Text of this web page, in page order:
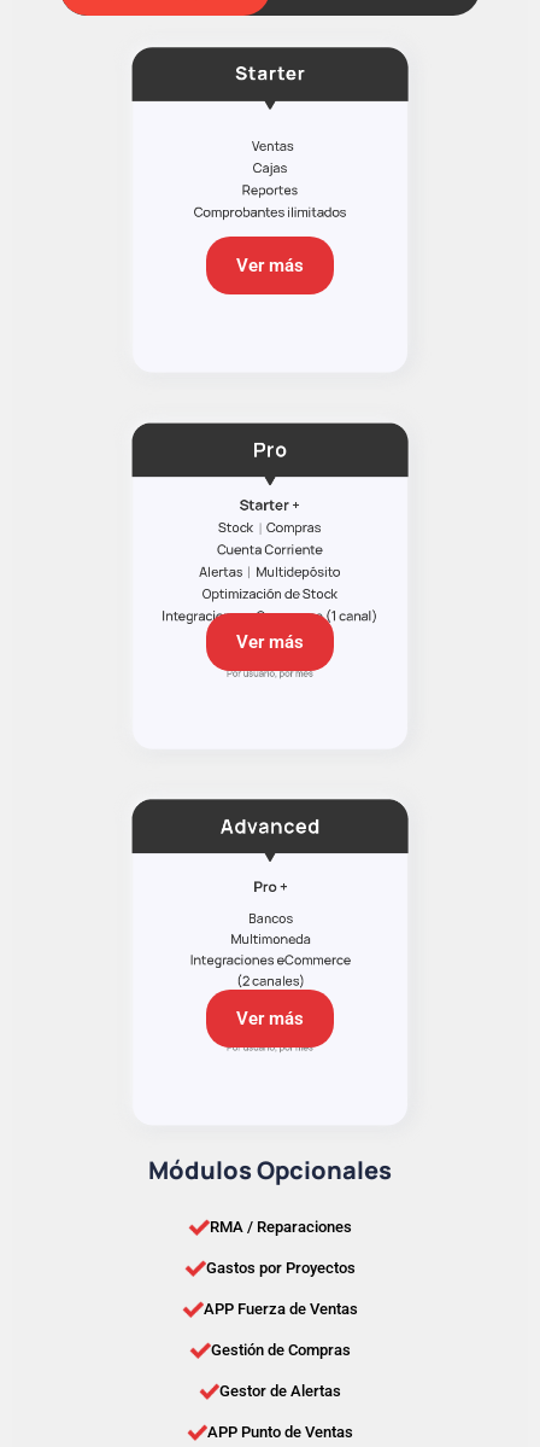
Ver más
Ver más
Ver más
Módulos Opcionales
RMA / Reparaciones
Gastos por Proyectos
APP Fuerza de Ventas
Gestión de Compras
Gestor de Alertas
APP Punto de Ventas